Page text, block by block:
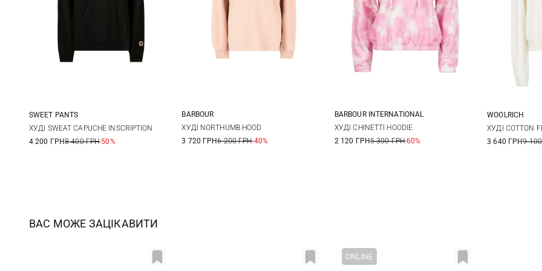
XS S M
SWEET PANTS
ХУДІ SWEAT CAPUCHE INSCRIPTION
4 200 ГРН8 400 ГРН-50%
8 10
BARBOUR
ХУДІ NORTHUMB HOOD
3 720 ГРН6 200 ГРН-40%
8 10
BARBOUR INTERNATIONAL
ХУДІ CHINETTI HOODIE
2 120 ГРН5 300 ГРН-60%
XXS
WOOLRICH
ХУДІ COTTON
3 640 ГРН9
ВАС МОЖЕ ЗАЦІКАВИТИ